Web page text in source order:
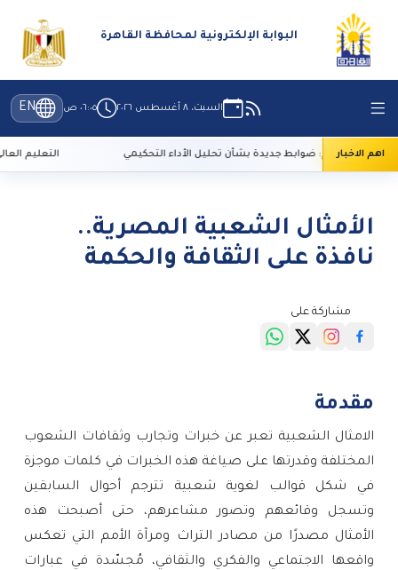
البوابة الإلكترونية لمحافظة القاهرة
السبت، ٨ أغسطس ٢٠٢٦ ٠٦:٠٥ ص EN
اهم الاخبار
للإعلام: ضوابط جديدة بشأن تحليل الأداء التحكيمي التعليم العالي: 29 ألف طالب سجلوا رغباتهم في تنسيق المرحلة الأولى
الأمثال الشعبية المصرية..
نافذة على الثقافة والحكمة
مشاركة على
مقدمة
الامثال الشعبية تعبر عن خبرات وتجارب وثقافات الشعوب
المختلفة وقدرتها على صياغة هذه الخبرات في كلمات موجزة
في شكل قوالب لغوية شعبية تترجم أحوال السابقين
وتسجل وقائعهم وتصور مشاعرهم، حتى أصبحت هذه
الأمثال مصدرًا من مصادر التراث ومرآة الأمم التي تعكس
واقعها الاجتماعي والفكري والثقافي، مُجسّدة في عبارات